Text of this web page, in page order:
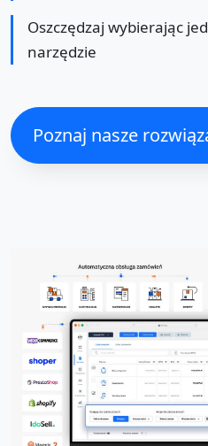
Oszczędzaj wybierając
narzędzie
Poznaj nasze